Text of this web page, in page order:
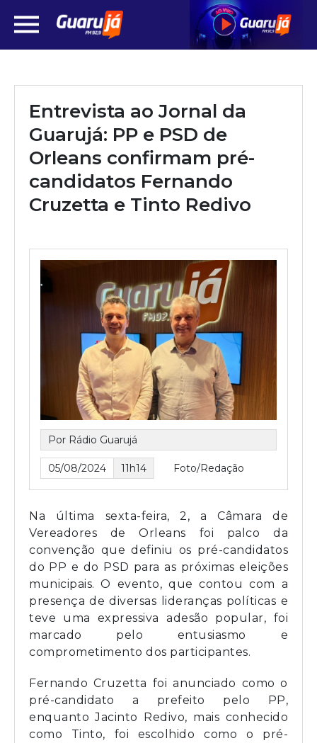
Entrevista ao Jornal da
Guarujá: PP e PSD de
Orleans confirmam pré-
candidatos Fernando
Cruzetta e Tinto Redivo
Por Rádio Guarujá
05/08/2024 11h14 Foto/Redação
Na última sexta-feira, 2, a Câmara de
Vereadores de Orleans foi palco da
convenção que definiu os pré-candidatos
do PP e do PSD para as próximas eleições
municipais. O evento, que contou com a
presença de diversas lideranças políticas e
teve uma expressiva adesão popular, foi
marcado pelo entusiasmo e
comprometimento dos participantes.
Fernando Cruzetta foi anunciado como o
pré-candidato a prefeito pelo PP,
enquanto Jacinto Redivo, mais conhecido
como Tinto, foi escolhido como o pré-